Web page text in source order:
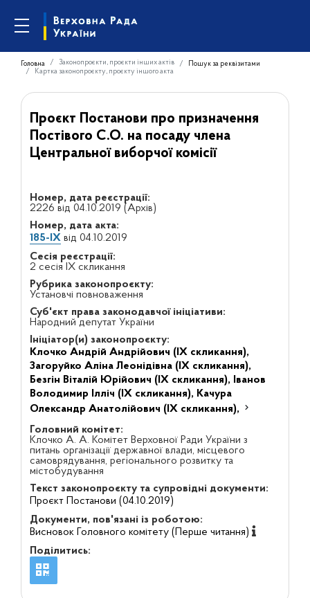
Головна Законопроєкти, проєкти інших актів
Пошук за реквізитами
Картка законопроєкту, проєкту іншого акта
Проєкт Постанови про призначення
Постівого С.О. на посаду члена
Центральної виборчої комісії
Номер, дата реєстрації:
2226 від 04.10.2019 (Архів)
Номер, дата акта:
185-IXвід 04.10.2019
Сесія реєстрації:
2 сесія IX скликання
Рубрика законопроєкту:
Установчі повноваження
Суб'єкт права законодавчої ініціативи:
Народний депутат України
Ініціатор(и) законопроєкту:
Клочко Андрій Андрійович (IX скликання),
Загоруйко Аліна Леонідівна (IX скликання),
Безгін Віталій Юрійович (IX скликання),
Іванов
Володимир Ілліч (IX скликання), Качура
Олександр Анатолійович (IX скликання),
Головний комітет:
Клочко А. А. Комітет Верховної Ради України з
питань організації державної влади, місцевого
самоврядування, регіонального розвитку та
містобудування
Текст законопроєкту та супровідні документи:
Проєкт Постанови (04.10.2019)
Документи, пов'язані із роботою:
Висновок Головного комітету (Перше читання)
Поділитись: